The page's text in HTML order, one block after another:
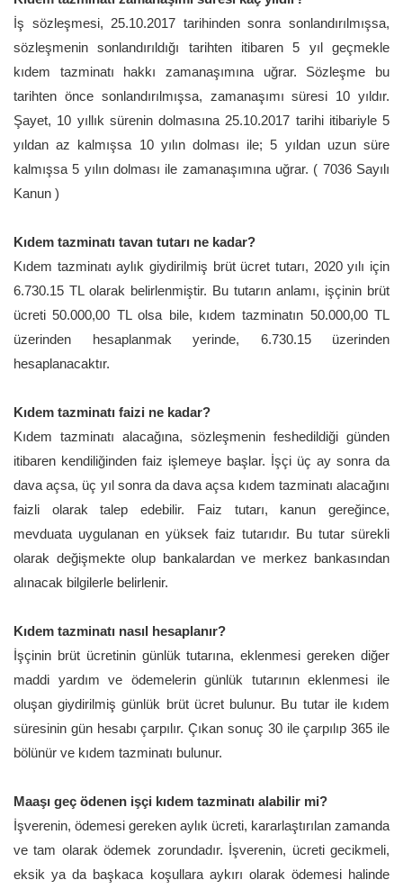
İş sözleşmesi, 25.10.2017 tarihinden sonra sonlandırılmışsa,
sözleşmenin sonlandırıldığı tarihten itibaren 5 yıl geçmekle
kıdem tazminatı hakkı zamanaşımına uğrar. Sözleşme bu
tarihten önce sonlandırılmışsa, zamanaşımı süresi 10 yıldır.
Şayet, 10 yıllık sürenin dolmasına 25.10.2017 tarihi itibariyle 5
yıldan az kalmışsa 10 yılın dolması ile; 5 yıldan uzun süre
kalmışsa 5 yılın dolması ile zamanaşımına uğrar. ( 7036 Sayılı
Kanun )
Kıdem tazminatı tavan tutarı ne kadar?
Kıdem tazminatı aylık giydirilmiş brüt ücret tutarı, 2020 yılı için
6.730.15 TL olarak belirlenmiştir. Bu tutarın anlamı, işçinin brüt
ücreti 50.000,00 TL olsa bile, kıdem tazminatın 50.000,00 TL
üzerinden hesaplanmak yerinde, 6.730.15 üzerinden
hesaplanacaktır.
Kıdem tazminatı faizi ne kadar?
Kıdem tazminatı alacağına, sözleşmenin feshedildiği günden
itibaren kendiliğinden faiz işlemeye başlar. İşçi üç ay sonra da
dava açsa, üç yıl sonra da dava açsa kıdem tazminatı alacağını
faizli olarak talep edebilir. Faiz tutarı, kanun gereğince,
mevduata uygulanan en yüksek faiz tutarıdır. Bu tutar sürekli
olarak değişmekte olup bankalardan ve merkez bankasından
alınacak bilgilerle belirlenir.
Kıdem tazminatı nasıl hesaplanır?
İşçinin brüt ücretinin günlük tutarına, eklenmesi gereken diğer
maddi yardım ve ödemelerin günlük tutarının eklenmesi ile
oluşan giydirilmiş günlük brüt ücret bulunur. Bu tutar ile kıdem
süresinin gün hesabı çarpılır. Çıkan sonuç 30 ile çarpılıp 365 ile
bölünür ve kıdem tazminatı bulunur.
Maaşı geç ödenen işçi kıdem tazminatı alabilir mi?
İşverenin, ödemesi gereken aylık ücreti, kararlaştırılan zamanda
ve tam olarak ödemek zorundadır. İşverenin, ücreti gecikmeli,
eksik ya da başkaca koşullara aykırı olarak ödemesi halinde